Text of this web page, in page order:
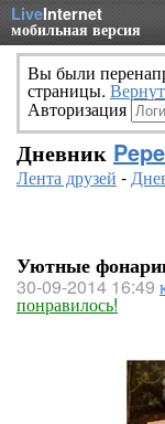
LiveInternet
мобильная версия
Вы были
страницы.
Авторизация
Дневник
Лента друзей -
Уютные
30-09-2014 16:49
понравилось!